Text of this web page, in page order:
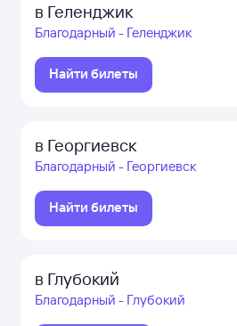
в Геленджик
Благодарный - Геленджик
Найти билеты
в Георгиевск
Благодарный - Георгиевск
Найти билеты
в Глубокий
Благодарный - Глубокий